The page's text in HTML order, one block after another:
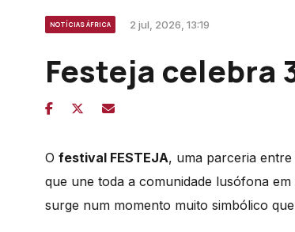
NOTÍCIAS ÁFRICA 2 jul, 2026, 13:19
Festeja celebra
O festival FESTEJA, uma parceria entre
que une toda a comunidade lusófona
surge num momento muito simbólico